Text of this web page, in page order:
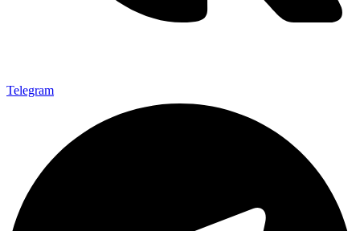
Telegram